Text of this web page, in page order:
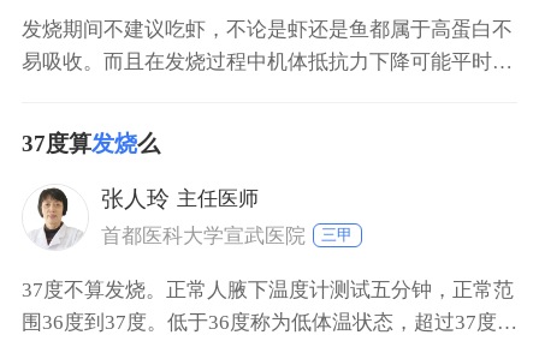
发烧期间不建议吃虾，不论是虾还是鱼都属于高蛋白不
易吸收。而且在发烧过程中机体抵抗力下降可能平时吃
发烧退去后，患者可以吃虾。由于引起发烧的原因很
多，包括感染性疾病和非感染性疾病。非感染性疾病里
就包括一些过敏反应，所以在发热期间患者最好不要吃
虾，可以吃些清淡食物，多休息，多喝水。
37度算发烧么
张人玲 主任医师
首都医科大学宣武医院
三甲
37度不算发烧。正常人腋下温度计测试五分钟，正常范
围36度到37度。低于36度称为低体温状态，超过37度3